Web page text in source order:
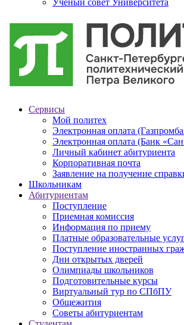
Сервисы
Мой политех
Электронная оплата
Электронная оплата (Банк
Личный кабинет абитуриента
Корпоративная почта
Заявление на получение
Школьникам
Абитуриентам
Поступление
Приемная комиссия
Информация по приему
Платные образовательные
Поступление иностранных
Дни открытых дверей
Олимпиады школьников
Подготовительные курсы
Виртуальный тур по СПбПУ
Общежития
Советы абитуриентам